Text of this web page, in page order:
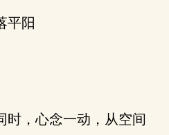
平阳
，心念一动，从空间